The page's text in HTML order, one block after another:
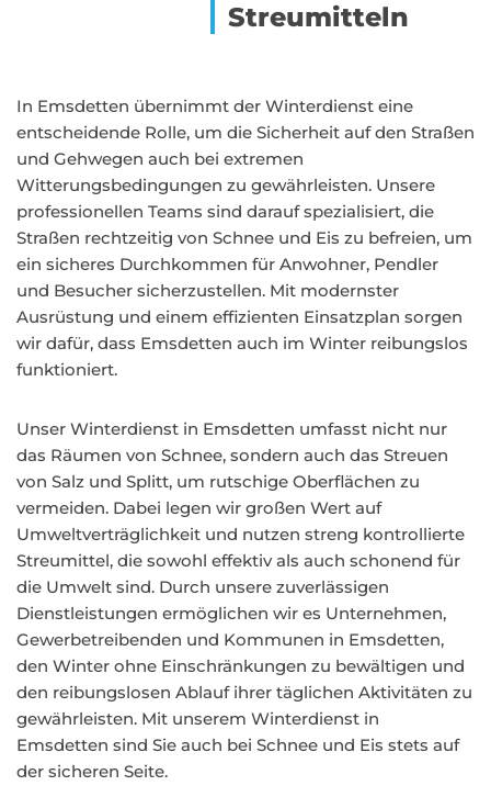
Streumitteln
In Emsdetten übernimmt der Winterdienst eine
entscheidende Rolle, um die Sicherheit auf den Straßen
und Gehwegen auch bei extremen
Witterungsbedingungen zu gewährleisten. Unsere
professionellen Teams sind darauf spezialisiert, die
Straßen rechtzeitig von Schnee und Eis zu befreien, um
ein sicheres Durchkommen für Anwohner, Pendler
und Besucher sicherzustellen. Mit modernster
Ausrüstung und einem effizienten Einsatzplan sorgen
wir dafür, dass Emsdetten auch im Winter reibungslos
funktioniert.
Unser Winterdienst in Emsdetten umfasst nicht nur
das Räumen von Schnee, sondern auch das Streuen
von Salz und Splitt, um rutschige Oberflächen zu
vermeiden. Dabei legen wir großen Wert auf
Umweltverträglichkeit und nutzen streng kontrollierte
Streumittel, die sowohl effektiv als auch schonend für
die Umwelt sind. Durch unsere zuverlässigen
Dienstleistungen ermöglichen wir es Unternehmen,
Gewerbetreibenden und Kommunen in Emsdetten,
den Winter ohne Einschränkungen zu bewältigen und
den reibungslosen Ablauf ihrer täglichen Aktivitäten zu
gewährleisten. Mit unserem Winterdienst in
Emsdetten sind Sie auch bei Schnee und Eis stets auf
der sicheren Seite.